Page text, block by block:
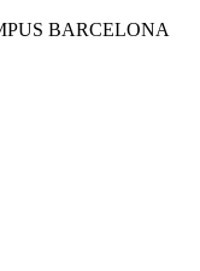
BARCELONA